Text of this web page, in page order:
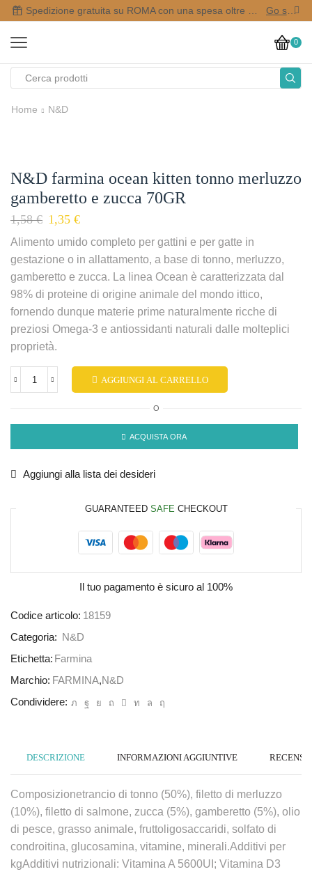
Go shop
0
Home N&D
N&D farmina ocean kitten tonno merluzzo
gamberetto e zucca 70GR
1,58€ 1,35 €
Alimento umido completo per gattini e per gatte in
gestazione o in allattamento, a base di tonno, merluzzo,
gamberetto e zucca. La linea Ocean è caratterizzata dal
98% di proteine di origine animale del mondo ittico,
fornendo dunque materie prime naturalmente ricche di
preziosi Omega-3 e antiossidanti naturali dalle molteplici
proprietà.
AGGIUNGI AL CARRELLO
O
ACQUISTA ORA
Aggiungi alla lista dei desideri
GUARANTEED SAFE CHECKOUT
Il tuo pagamento è sicuro al 100%
Codice articolo: 18159
Categoria:
N&D
Etichetta: Farmina
Marchio: FARMINA,N&D
Condividere:
DESCRIZIONE INFORMAZIONI AGGIUNTIVE
Composizionetrancio di tonno (50%), filetto di merluzzo
(10%), filetto di salmone, zucca (5%), gamberetto (5%), olio
di pesce, grasso animale, fruttoligosaccaridi, solfato di
condroitina, glucosamina, vitamine, minerali.Additivi per
kgAdditivi nutrizionali: Vitamina A 5600UI; Vitamina D3